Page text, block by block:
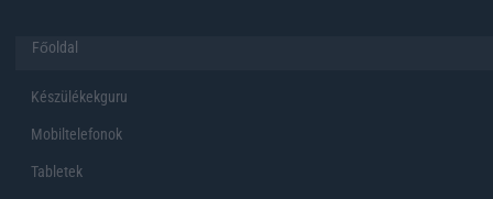
Főoldal
Készülékekguru
Mobiltelefonok
Tabletek